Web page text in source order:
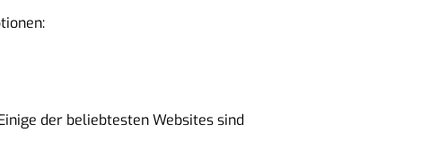
der beliebtesten Websites sind